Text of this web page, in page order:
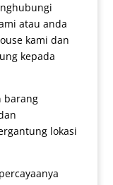
atau anda
kami dan
kepada
barang
lokasi